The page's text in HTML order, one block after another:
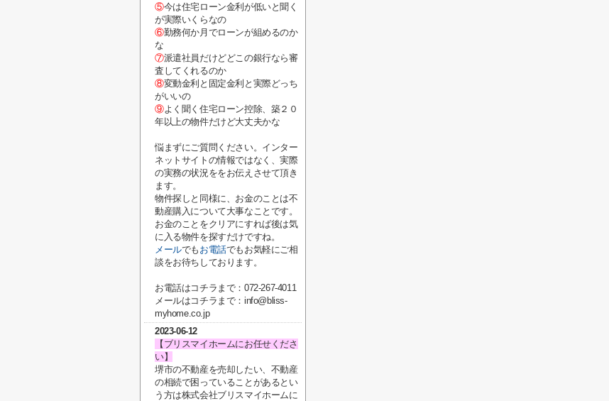
⑤今は住宅ローン金利が低いと聞く
が実際いくらなの
⑥勤務何か月でローンが組めるのか
な
⑦派遣社員だけどどこの銀行なら審
査してくれるのか
⑧変動金利と固定金利と実際どっち
がいいの
⑨よく聞く住宅ローン控除、築２０
年以上の物件だけど大丈夫かな
悩まずにご質問ください。インター
ネットサイトの情報ではなく、実際
の実務の状況ををお伝えさせて頂き
ます。
物件探しと同様に、お金のことは不
動産購入について大事なことです。
お金のことをクリアにすれば後は気
に入る物件を探すだけですね。
メールでも お電話でもお気軽にご相
談をお待ちしております。
お電話はコチラまで：072-267-4011
メールはコチラまで：info@bliss-
myhome.co.jp
2023-06-12
【ブリスマイホームにお任せくださ
い】
堺市の不動産を売却したい、不動産
の相続で困っていることがあるとい
う方は株式会社ブリスマイホームに